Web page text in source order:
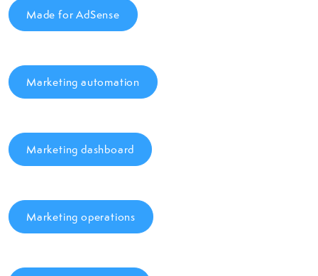
Made for AdSense
Marketing automation
Marketing dashboard
Marketing operations